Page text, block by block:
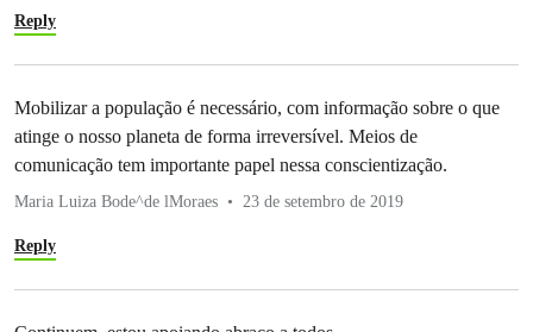
Reply
Mobilizar a população é necessário, com informação sobre o que
atinge o nosso planeta de forma irreversível. Meios de
comunicação tem importante papel nessa conscientização.
Maria Luiza Bode^de lMoraes 23 de setembro de 2019
Reply